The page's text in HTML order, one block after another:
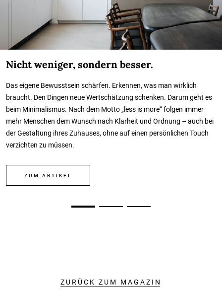
Nicht weniger, sondern besser.
Das eigene Bewusstsein schärfen. Erkennen, was man wirklich
braucht. Den Dingen neue Wertschätzung schenken. Darum geht es
beim Minimalismus. Nach dem Motto „less is more“ folgen immer
mehr Menschen dem Wunsch nach Klarheit und Ordnung – auch bei
der Gestaltung ihres Zuhauses, ohne auf einen persönlichen Touch
verzichten zu müssen.
ZUM ARTIKEL
ZURÜCK ZUM MAGAZIN